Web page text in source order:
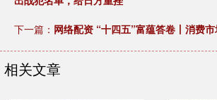
下一篇： 网络配资 “十四五”富蕴答卷丨消费
相关文章